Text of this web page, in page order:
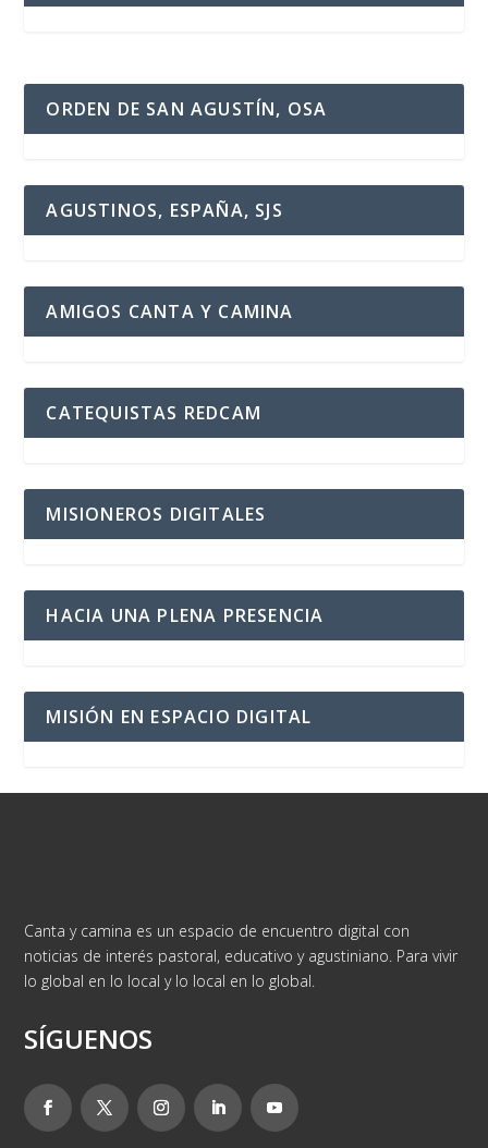
ORDEN DE SAN AGUSTÍN, OSA
AGUSTINOS, ESPAÑA, SJS
AMIGOS CANTA Y CAMINA
CATEQUISTAS REDCAM
MISIONEROS DIGITALES
HACIA UNA PLENA PRESENCIA
MISIÓN EN ESPACIO DIGITAL
Canta y camina es un espacio de encuentro digital con
noticias de interés pastoral, educativo y agustiniano. Para vivir
lo global en lo local y lo local en lo global.
SÍGUENOS